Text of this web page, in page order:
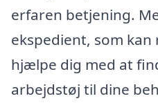
erfaren betjening.
ekspedient, som kan
hjælpe dig med at
arbejdstøj til dine